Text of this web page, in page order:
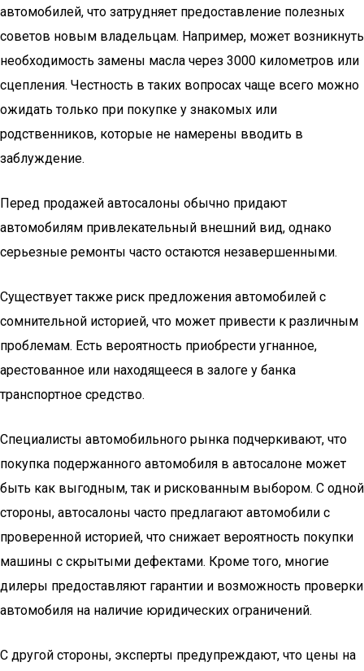
автомобилей, что затрудняет предоставление полезных
советов новым владельцам. Например, может возникнуть
необходимость замены масла через 3000 километров или
сцепления. Честность в таких вопросах чаще всего можно
ожидать только при покупке у знакомых или
родственников, которые не намерены вводить в
заблуждение.
Перед продажей автосалоны обычно придают
автомобилям привлекательный внешний вид, однако
серьезные ремонты часто остаются незавершенными.
Существует также риск предложения автомобилей с
сомнительной историей, что может привести к различным
проблемам. Есть вероятность приобрести угнанное,
арестованное или находящееся в залоге у банка
транспортное средство.
Специалисты автомобильного рынка подчеркивают, что
покупка подержанного автомобиля в автосалоне может
быть как выгодным, так и рискованным выбором. С одной
стороны, автосалоны часто предлагают автомобили с
проверенной историей, что снижает вероятность покупки
машины с скрытыми дефектами. Кроме того, многие
дилеры предоставляют гарантии и возможность проверки
автомобиля на наличие юридических ограничений.
С другой стороны, эксперты предупреждают, что цены на